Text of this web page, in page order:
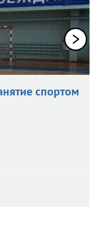
спортом